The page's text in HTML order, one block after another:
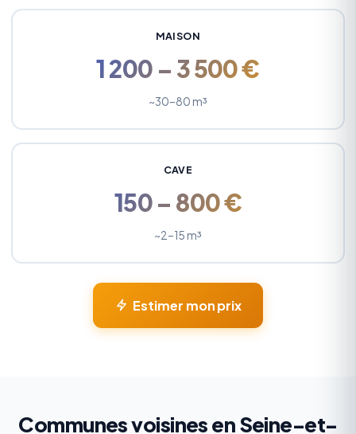
MAISON
1 200 – 3 500 €
~30–80 m³
CAVE
150 – 800 €
~2–15 m³
Estimer mon prix
Communes voisines en Seine-et-